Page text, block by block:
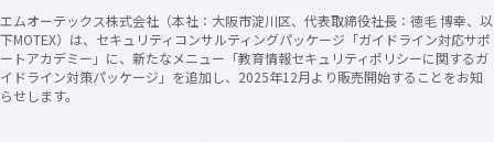
エムオーテックス株式会社（本社：大阪市淀川区、代表取締役社長：徳毛 博幸、以
下MOTEX）は、セキュリティコンサルティングパッケージ「ガイドライン対応サポ
ートアカデミー」に、新たなメニュー「教育情報セキュリティポリシーに関するガ
イドライン対策パッケージ」を追加し、2025年12月より販売開始することをお知
らせします。